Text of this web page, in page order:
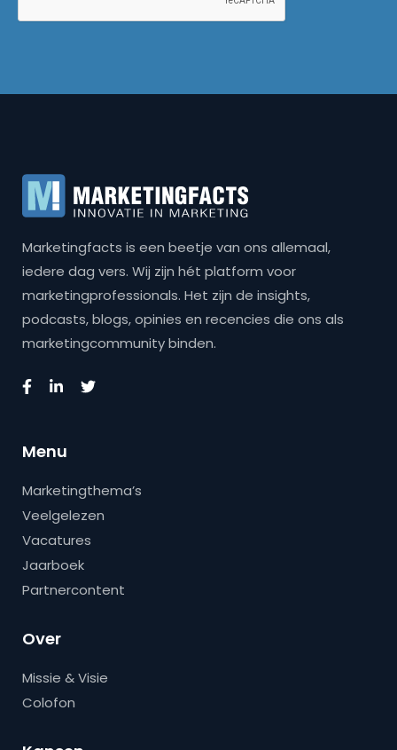
Marketingfacts is een beetje van ons allemaal,
iedere dag vers. Wij zijn hét platform voor
marketingprofessionals. Het zijn de insights,
podcasts, blogs, opinies en recencies die ons als
marketingcommunity binden.
Menu
Marketingthema’s
Veelgelezen
Vacatures
Jaarboek
Partnercontent
Over
Missie & Visie
Colofon